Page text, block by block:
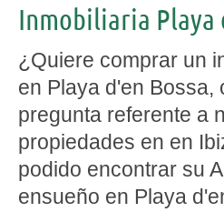
Inmobiliaria Playa
¿Quiere comprar un
en Playa d'en Bossa,
pregunta referente a
propiedades en en
podido encontrar su
ensueño en Playa